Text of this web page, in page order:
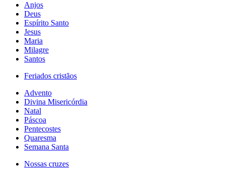
Anjos
Deus
Espírito Santo
Jesus
Maria
Milagre
Santos
Feriados cristãos
Advento
Divina Misericórdia
Natal
Páscoa
Pentecostes
Quaresma
Semana Santa
Nossas cruzes